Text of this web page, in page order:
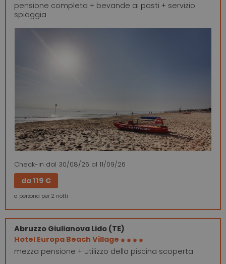
pensione completa + bevande ai pasti + servizio
spiaggia
Check-in dal 30/08/26 al 11/09/26
da119 €
a persona per 2 notti
Abruzzo Giulianova Lido (TE)
Hotel Europa Beach Village
mezza pensione + utilizzo della piscina scoperta